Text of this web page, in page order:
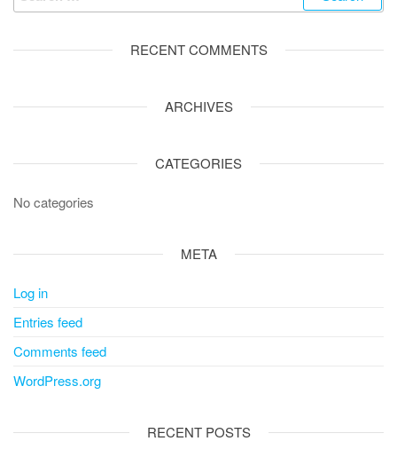
RECENT COMMENTS
ARCHIVES
CATEGORIES
No categories
META
Log in
Entries feed
Comments feed
WordPress.org
RECENT POSTS